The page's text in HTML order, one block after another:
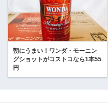
朝にうまい！ワンダ・モーニン
グショットがコストコなら1本55
円